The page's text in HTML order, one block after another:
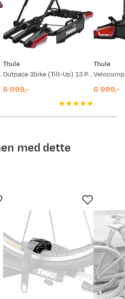
bruk ennå, og kan derfor ikke
pr dags dato.
Ny pris
11 999,-
Pin Black
Thule
Outpace 3bike (Tilt-Up) 13 Pin Black
6 999,-
Thule
6 999,-
med dette